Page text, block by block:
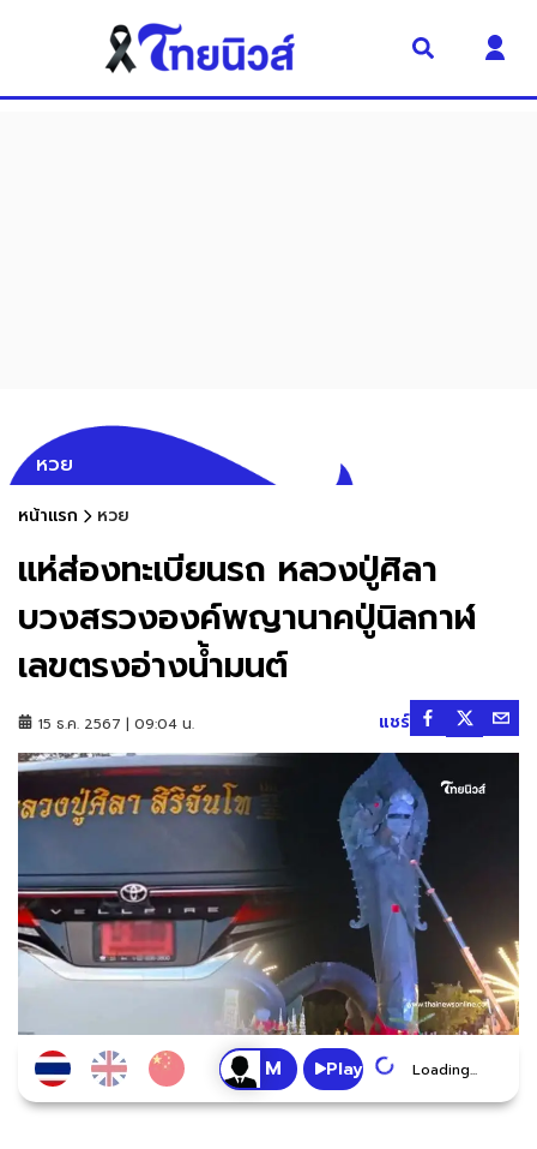
หวย
หน้าแรก หวย
แห่ส่องทะเบียนรถ หลวงปู่ศิลา
บวงสรวงองค์พญานาคปู่นิลกาฬ
เลขตรงอ่างน้ำมนต์
15 ธ.ค. 2567 | 09:04 น. แชร์
Play Loading...